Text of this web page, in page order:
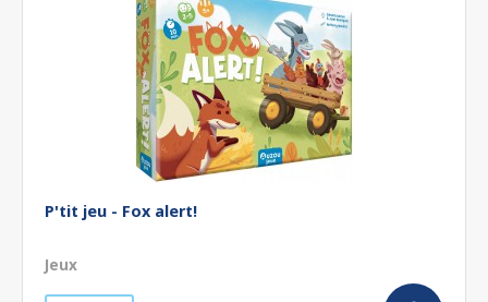
P'tit jeu - Fox alert!
Jeux